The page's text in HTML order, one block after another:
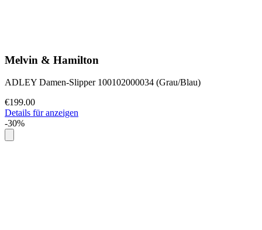
Melvin & Hamilton
ADLEY Damen-Slipper 100102000034 (Grau/Blau)
€199.00
Details für anzeigen
-30%